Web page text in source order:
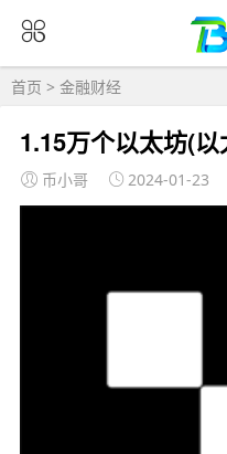
首页 > 金融财经
1.15万个以太坊(
币小哥 2024-01-23